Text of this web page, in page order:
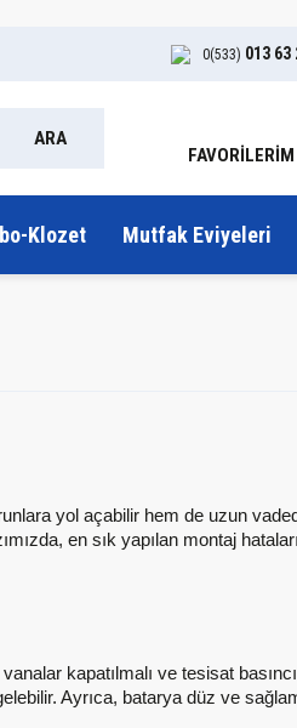
0(533) 013 63
ARA
FAVORİLERİM
Klozet Mutfak Eviyeleri
yol açabilir hem de uzun
en sık yapılan montaj
kapatılmalı ve tesisat
Ayrıca, batarya düz ve